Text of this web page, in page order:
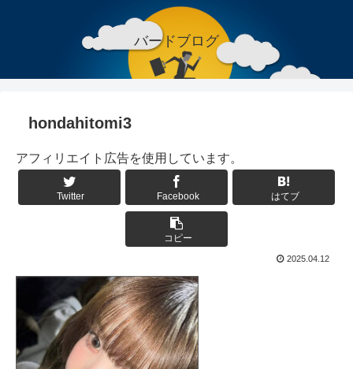
バードブログ
hondahitomi3
アフィリエイト広告を使用しています。
Twitter Facebook はてブ
コピー
2025.04.12